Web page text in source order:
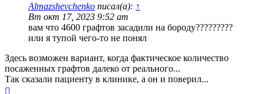
Almazshevchenko писал(а): ↑
Вт окт 17, 2023 9:52 am
вам что 4600 графтов засадили на бороду?????????
или я тупой чего-то не понял
Здесь возможен вариант, когда фактическое количество
посаженных графтов далеко от реального...
Так сказали пациенту в клинике, а он и поверил...